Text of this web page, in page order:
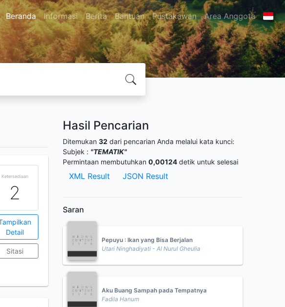
Beranda Informasi Berita Bantuan Pustakawan Area Anggota
Ketersediaan
2
Detail
Sitasi
Hasil Pencarian
Ditemukan 32 dari pencarian Anda melalui kata kunci:
Subjek : "TEMATIK"
Permintaan membutuhkan 0,00124 detik untuk selesai
XML Result JSON Result
Saran
Pepuyu : Ikan yang Bisa Berjalan
Utari Ninghadiyati - Al Nurul Gheulia
Aku Buang Sampah pada Tempatnya
Fadila Hanum